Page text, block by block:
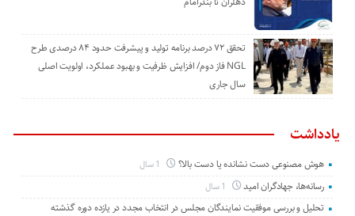
تحقق ۷۲ درصد برنامه تولید و پیشرفت حدود ۸۴ درصدی طرح
NGL فاز دوم/ افزایش ظرفیت و بهبود عملکرد، اولویت اصلی
سال جاری
یادداشت
هوش مصنوعی دست نشانده یا دست بالا؟
رسانه‌ها، جهادگران امید
تحلیل و بررسی موفقیت نمایندگان مجلس در انتخاب مجدد در یازده دوره گذشته